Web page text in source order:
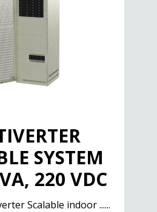
SYSTEM
220 VDC
Scalable indoor ......